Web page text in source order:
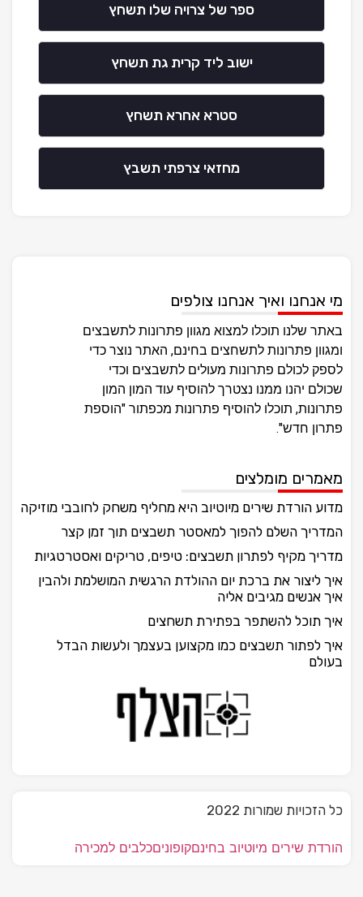
ספר של צרויה שלו תשחץ
ישוב ליד קרית גת תשחץ
סטרא אחרא תשחץ
מחזאי צרפתי תשבץ
מי אנחנו ואיך אנחנו צולפים
באתר שלנו תוכלו למצוא מגוון פתרונות לתשבצים
ומגוון פתרונות לתשחצים בחינם, האתר נוצר כדי
לספק לכולם פתרונות מעולים לתשבצים וכדי
שכולם יהנו ממנו נצטרך להוסיף עוד המון המון
פתרונות, תוכלו להוסיף פתרונות מכפתור "הוספת
פתרון חדש".
מאמרים מומלצים
מדוע הורדת שירים מיוטיוב היא מחליף משחק לחובבי מוזיקה
המדריך השלם להפוך למאסטר תשבצים תוך זמן קצר
מדריך מקיף לפתרון תשבצים: טיפים, טריקים ואסטרטגיות
איך ליצור את ברכת יום ההולדת הרגשית המושלמת ולהבין
איך אנשים מגיבים אליה
איך תוכל להשתפר בפתירת תשחצים
איך לפתור תשבצים כמו מקצוען בעצמך ולעשות הבדל
בעולם
כל הזכויות שמורות 2022
הורדת שירים מיוטיוב בחינםקופוניםכלבים למכירה